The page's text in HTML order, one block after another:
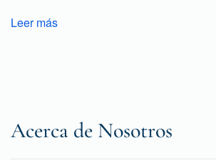
Leer más
Acerca de Nosotros